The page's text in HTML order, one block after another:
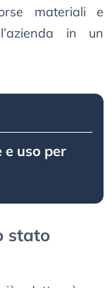
materiali e
in un
e uso per
stato